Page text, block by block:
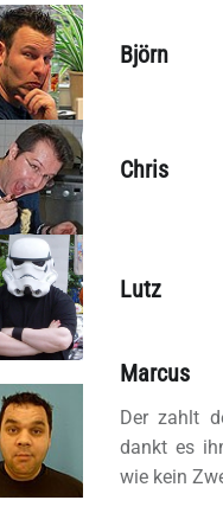
Björn
Chris
Lutz
Marcus
Der zahlt
dankt es
wie kein